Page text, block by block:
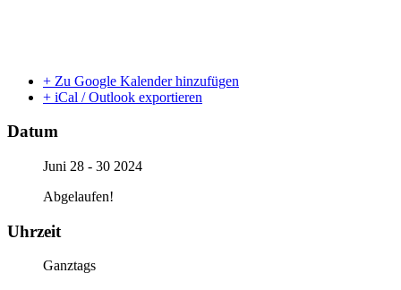
+ Zu Google Kalender hinzufügen
+ iCal / Outlook exportieren
Datum
Juni 28 - 30 2024
Abgelaufen!
Uhrzeit
Ganztags